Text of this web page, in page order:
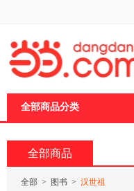
全部商品分类
全部商品
全部 > 图书 > 汉世祖
页
加